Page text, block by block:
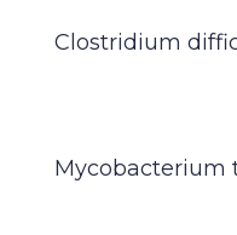
Clostridium
Mycobacterium